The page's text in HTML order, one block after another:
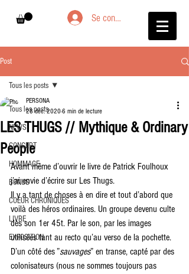
Se connecter
Post
Tous les posts
NEWS
CONCERT
HOMMAGE
BONUS
COEUR CHRONIQUES
LIVRE
EXPOSITION
Tous les posts
LES THUGS // Mythique & Ordinary
People
PERSONA
28 déc. 2020 6 min de lecture
Avant même d’ouvrir le livre de Patrick Foulhoux
j’ai envie d’écrire sur Les Thugs.
Il y a tant de choses à en dire et tout d’abord que
voilà des héros ordinaires. Un groupe devenu culte
dès son 1er 45t. Par le son, par les images
utilisées tant au recto qu’au verso de la pochette.
D’un côté des ”sauvages” en transe, capté par des
colonisateurs (nous ne sommes toujours pas